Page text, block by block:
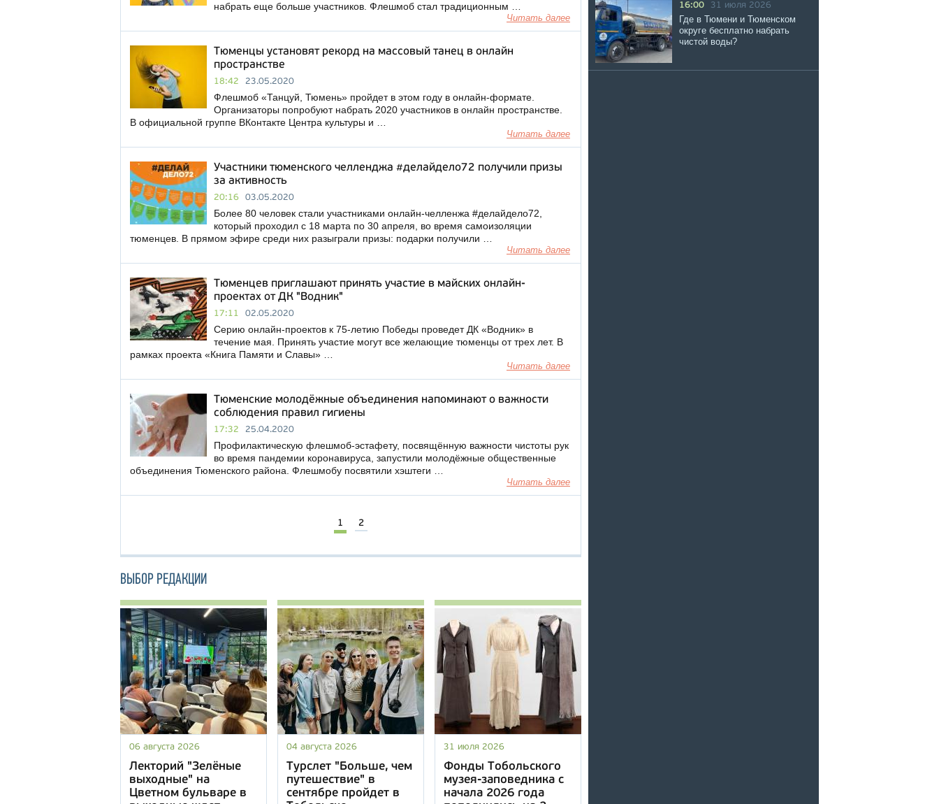
набрать еще больше участников. Флешмоб стал традиционным …
Читать далее
Тюменцы установят рекорд на массовый танец в онлайн
пространстве
18:42 23.05.2020
Флешмоб «Танцуй, Тюмень» пройдет в этом году в онлайн-формате.
Организаторы попробуют набрать 2020 участников в онлайн пространстве.
В официальной группе ВКонтакте Центра культуры и …
Читать далее
Участники тюменского челленджа #делайдело72 получили призы
за активность
20:16 03.05.2020
Более 80 человек стали участниками онлайн-челленжа #делайдело72,
который проходил с 18 марта по 30 апреля, во время самоизоляции
тюменцев. В прямом эфире среди них разыграли призы: подарки получили …
Читать далее
Тюменцев приглашают принять участие в майских онлайн-
проектах от ДК "Водник"
17:11 02.05.2020
Серию онлайн-проектов к 75-летию Победы проведет ДК «Водник» в
течение мая. Принять участие могут все желающие тюменцы от трех лет. В
рамках проекта «Книга Памяти и Славы» …
Читать далее
Тюменские молодёжные объединения напоминают о важности
соблюдения правил гигиены
17:32 25.04.2020
Профилактическую флешмоб-эстафету, посвящённую важности чистоты рук
во время пандемии коронавируса, запустили молодёжные общественные
объединения Тюменского района. Флешмобу посвятили хэштеги …
Читать далее
1 2
ВЫБОР РЕДАКЦИИ
06 августа 2026
Лекторий "Зелёные
выходные" на
Цветном бульваре в
04 августа 2026
Турслет "Больше, чем
путешествие" в
сентябре пройдет в
31 июля 2026
Фонды Тобольского
музея-заповедника с
начала 2026 года
16:00 31 июля 2026
Где в Тюмени и Тюменском
округе бесплатно набрать
чистой воды?